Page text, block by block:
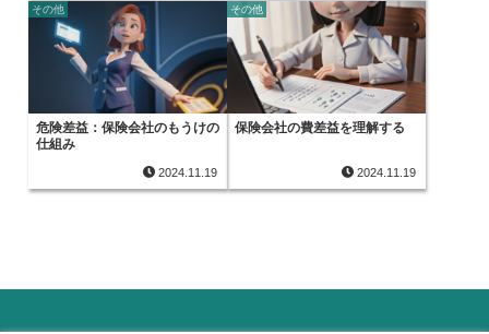
その他
危険差益：保険会社のもうけの
仕組み
2024.11.19
その他
保険会社の費差益を理解する
2024.11.19